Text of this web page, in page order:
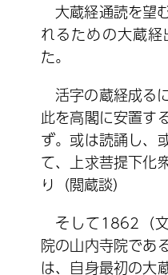
大蔵経通読を望
れるための大蔵
た。
活字の蔵経成る
此を高閣に安置す
ず。或は読誦し、
て、上求菩提下化
り（閲蔵談）
そして1862（
院の山内寺院であ
は、自身最初の大